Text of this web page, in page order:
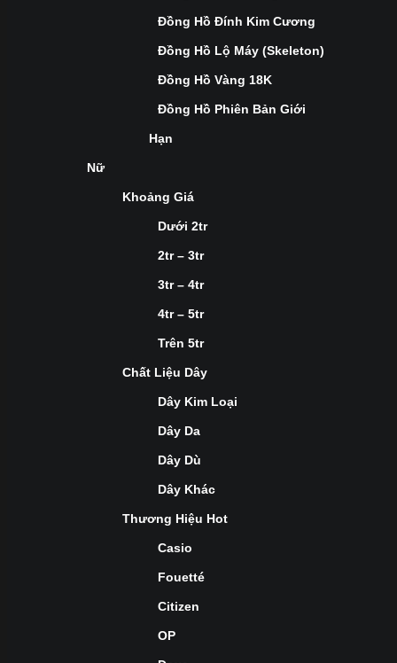
Đồng Hồ Đính Kim Cương
Đồng Hồ Lộ Máy (Skeleton)
Đồng Hồ Vàng 18K
Đồng Hồ Phiên Bản Giới
Hạn
Nữ
Khoảng Giá
Dưới 2tr
2tr – 3tr
3tr – 4tr
4tr – 5tr
Trên 5tr
Chất Liệu Dây
Dây Kim Loại
Dây Da
Dây Dù
Dây Khác
Thương Hiệu Hot
Casio
Fouetté
Citizen
OP